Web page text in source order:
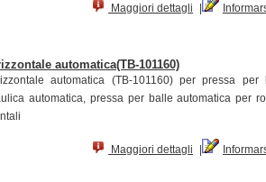
Maggiori dettagli |
automatica(TB-101160)
automatica (TB-101160) per pressa per
automatica, pressa per balle automatica per
Maggiori dettagli